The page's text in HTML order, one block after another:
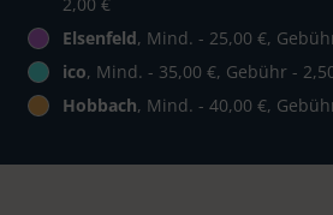
Elsenfeld, Mind. - 25,00 €,
ico, Mind. - 35,00 €, Gebühr -
Hobbach, Mind. - 40,00 €,